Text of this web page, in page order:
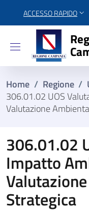
ACCESSO RAPIDO
Home / Regione /
306.01.02 UOS
Valutazione
306.01.02
Impatto
Strategica